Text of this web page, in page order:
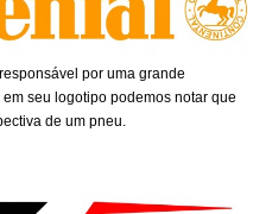
por uma grande
seu logotipo podemos notar que
de um pneu.